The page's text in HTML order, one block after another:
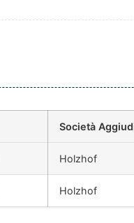
Società
Holzhof
Holzhof